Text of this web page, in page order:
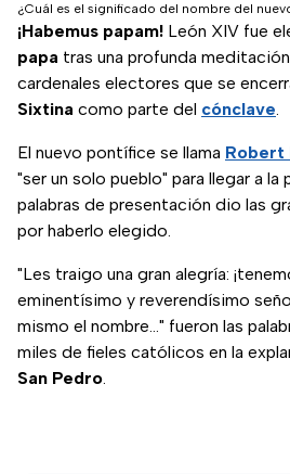
¿Cuál es el significado del nombre del
¡Habemus papam! León XIV fue
papa tras una profunda
cardenales electores que se
Sixtina como parte del cónclave.
El nuevo pontífice se llama Robert
"ser un solo pueblo" para llegar a la
palabras de presentación dio las
por haberlo elegido.
"Les traigo una gran alegría:
eminentísimo y reverendísimo
mismo el nombre..." fueron las
miles de fieles católicos en la
San Pedro.